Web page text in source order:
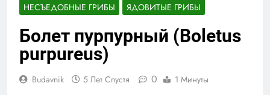
НЕСЪЕДОБНЫЕ ГРИБЫ ЯДОВИТЫЕ ГРИБЫ
Болет пурпурный (Boletus
purpureus)
Budavnik 5 Лет Спустя 0 1 Минуты